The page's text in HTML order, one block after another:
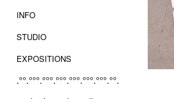
INFO
STUDIO
EXPOSITIONS
.°°.°°°.°°°.°°°.°°°.°°°.°°°.°°.